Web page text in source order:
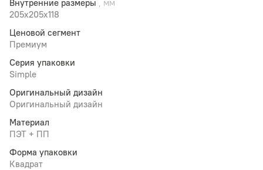
Внутренние размеры , мм
205x205x118
Ценовой сегмент
Премиум
Серия упаковки
Simple
Оригинальный дизайн
Оригинальный дизайн
Материал
ПЭТ + ПП
Форма упаковки
Квадрат